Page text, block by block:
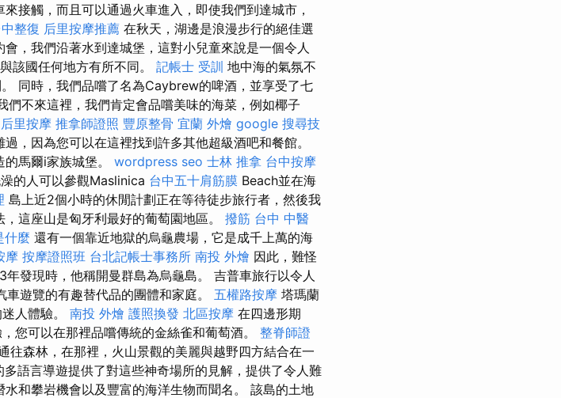
接觸，而且可以通過火車進入，即使我們到達城市，
整復 后里按摩推薦 在秋天，湖邊是浪漫步行的絕佳選
會，我們沿著水到達城堡，這對小兒童來說是一個令人
該國任何地方有所不同。 記帳士 受訓 地中海的氣氛不
同時，我們品嚐了名為Caybrew的啤酒，並享受了七
們不來這裡，我們肯定會品嚐美味的海菜，例如椰子
后里按摩 推拿師證照 豐原整骨 宜蘭 外燴 google 搜尋技
，因為您可以在這裡找到許多其他超級酒吧和餐館。
馬爾i家族城堡。 wordpress seo 士林 推拿 台中按摩
的人可以參觀Maslinica 台中五十肩筋膜 Beach並在海
島上近2個小時的休閒計劃正在等待徒步旅行者，然後我
這座山是匈牙利最好的葡萄園地區。 撥筋 台中 中醫
什麼 還有一個靠近地獄的烏龜農場，它是成千上萬的海
摩 按摩證照班 台北記帳士事務所 南投 外燴 因此，難怪
發現時，他稱開曼群島為烏龜島。 吉普車旅行以令人
遊覽的有趣替代品的團體和家庭。 五權路按摩 塔瑪蘭
人體驗。 南投 外燴 護照換發 北區按摩 在四邊形期
您可以在那裡品嚐傳統的金絲雀和葡萄酒。 整脊師證
往森林，在那裡，火山景觀的美麗與越野四方結合在一
多語言導遊提供了對這些神奇場所的見解，提供了令人難
和攀岩機會以及豐富的海洋生物而聞名。 該島的土地